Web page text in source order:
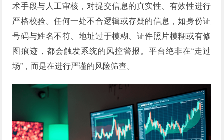
术手段与人工审核，对提交信息的真实性、有效性进行
严格校验。任何一处不合逻辑或存疑的信息，如身份证
号码与姓名不符、地址过于模糊、证件照片模糊或有修
图痕迹，都会触发系统的风控警报。平台绝非在“走过
场”，而是在进行严谨的风险筛查。